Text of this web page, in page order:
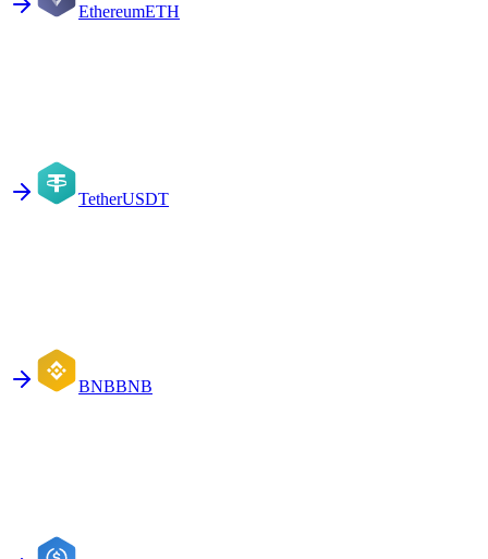
EthereumETH
TetherUSDT
BNBBNB